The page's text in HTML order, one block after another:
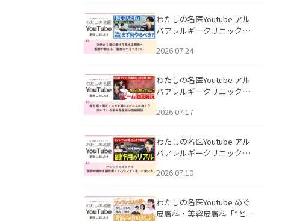
説」を公開いたしました。
わたしの名医Youtube アル
バアレルギークリニック札
える男性へ｜医師が教える
公開いたしました。
2026.07.24
わたしの名医Youtube アル
バアレルギークリニック札
跡にVビームは効く？向いて
説」を公開いたしました。
2026.07.17
わたしの名医Youtube アル
バアレルギークリニック札
医師が明かす副作用・リバ
公開いたしました。
2026.07.10
わたしの名医Youtube めぐ
皮膚科・美容皮膚科「”とお